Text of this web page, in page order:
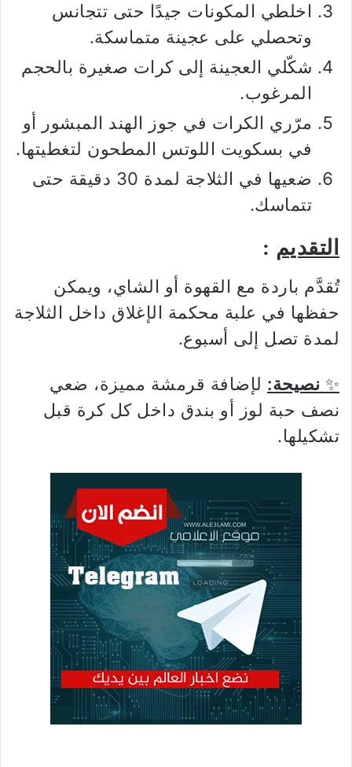
اخلطي المكونات جيدًا حتى تتجانس
وتحصلي على عجينة متماسكة.
شكّلي العجينة إلى كرات صغيرة بالحجم
المرغوب.
مرّري الكرات في جوز الهند المبشور أو
في بسكويت اللوتس المطحون لتغطيتها.
ضعيها في الثلاجة لمدة 30 دقيقة حتى
تتماسك.
التقديم :
تُقدَّم باردة مع القهوة أو الشاي، ويمكن
حفظها في علبة محكمة الإغلاق داخل الثلاجة
لمدة تصل إلى أسبوع.
✨ نصيحة: لإضافة قرمشة مميزة، ضعي
نصف حبة لوز أو بندق داخل كل كرة قبل
تشكيلها.